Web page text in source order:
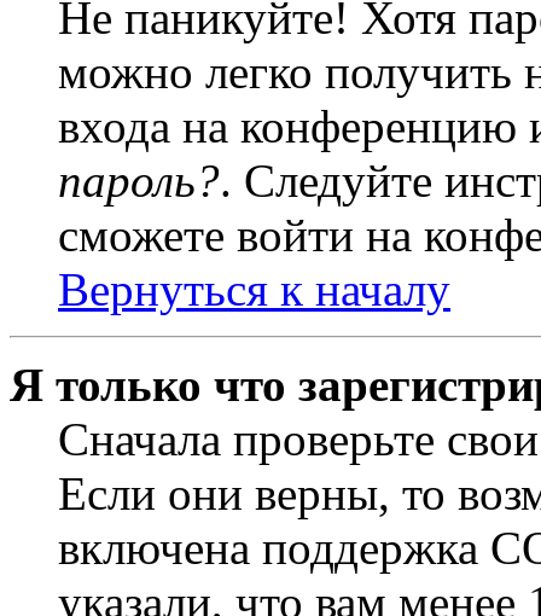
Не паникуйте! Хотя
можно легко получить
входа на
пароль?. Следуйте
сможете войти на
Вернуться к началу
Я только что
Сначала проверьте
Если они верны, то
включена поддержка
указали, что вам